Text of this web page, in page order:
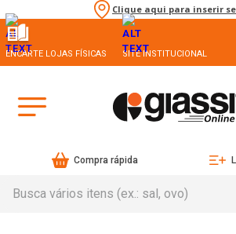
Clique aqui para inserir
ENCARTE LOJAS FÍSICAS SITE INSTITUCIONAL
Compra rápida